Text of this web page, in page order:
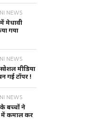
NEWS
मेधावी
गया
NEWS
सोशल मीडिया
गई टॉपर !
NEWS
बच्चों ने
में कमाल कर